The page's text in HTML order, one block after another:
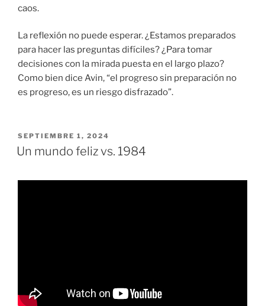
caos.
La reflexión no puede esperar. ¿Estamos preparados
para hacer las preguntas difíciles? ¿Para tomar
decisiones con la mirada puesta en el largo plazo?
Como bien dice Avin, “el progreso sin preparación no
es progreso, es un riesgo disfrazado”.
PUBLICADO
EL
SEPTIEMBRE 1, 2024
Un mundo feliz vs. 1984